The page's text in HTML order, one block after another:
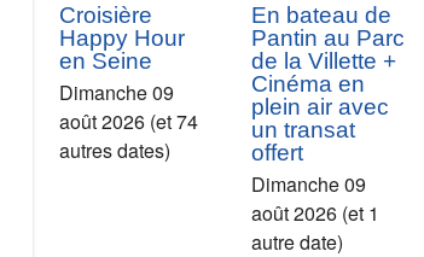
Croisière
Happy Hour
en Seine
Dimanche 09
août 2026 (et 74
autres dates)
En bateau de
Pantin au Parc
de la Villette +
Cinéma en
plein air avec
un transat
offert
Dimanche 09
août 2026 (et 1
autre date)